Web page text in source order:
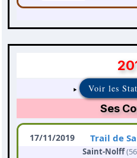
Voir les
Ses
17/11/2019 Trail de
Saint-Nolff